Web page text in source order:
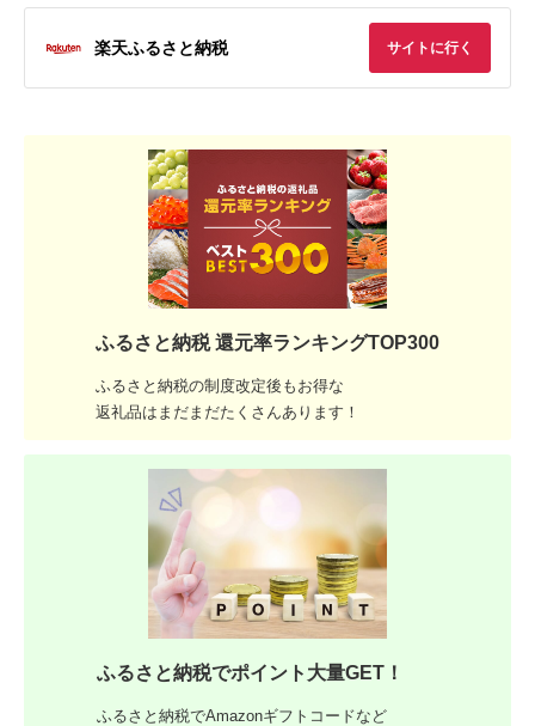
楽天ふるさと納税 サイトに行く
ふるさと納税 還元率ランキングTOP300
ふるさと納税の制度改定後もお得な
返礼品はまだまだたくさんあります！
ふるさと納税でポイント大量GET！
ふるさと納税でAmazonギフトコードなど